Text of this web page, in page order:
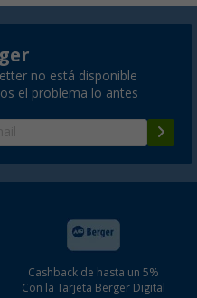
no está disponible
el problema lo antes
Cashback de hasta un 5%
Con la Tarjeta Berger Digital